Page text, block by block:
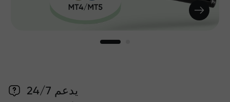
يدعم 24/7